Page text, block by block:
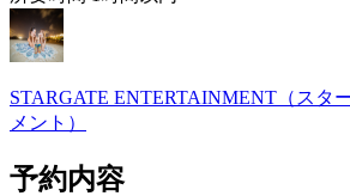
STARGATE ENTERTAINMENT（スタ
メント）
予約内容